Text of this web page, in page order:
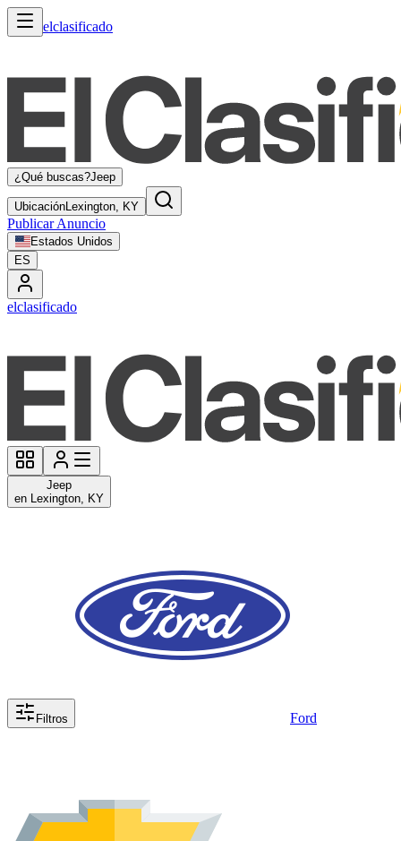
elclasificado
¿Qué buscas?Jeep
UbicaciónLexington, KY
Publicar Anuncio
Estados Unidos
ES
elclasificado
Jeep
en Lexington, KY
Filtros Ford